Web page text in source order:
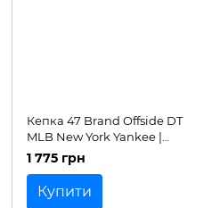
Кепка 47 Brand Offside DT
MLB New York Yankee |
FNDOF17GWP-G6B
1 775 грн
Купити